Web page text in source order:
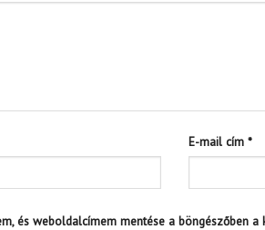
E-mail cím *
és weboldalcímem mentése a böngészőben